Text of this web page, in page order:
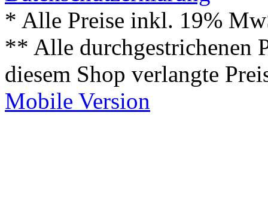
* Alle Preise inkl. 19%
** Alle durchgestrichenen
diesem Shop verlangte
Mobile Version